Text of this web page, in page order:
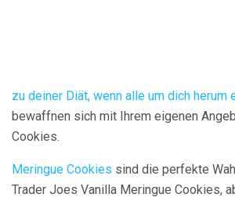
zu deiner Diät, wenn alle um dich herum
bewaffnen sich mit Ihrem eigenen
Cookies.
Meringue Cookies sind die perfekte
Trader Joes Vanilla Meringue Cookies,